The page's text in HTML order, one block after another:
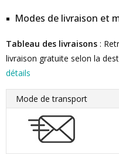
Modes de livraison et
Tableau des livraisons :
livraison gratuite selon la
détails
Mode de transport